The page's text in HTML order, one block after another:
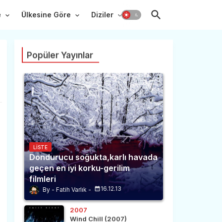
Ülkesine Göre Diziler
Popüler Yayınlar
LISTE
Dondurucu soğukta,karlı havada
geçen en iyi korku-gerilim
filmleri
Fatih Varlık 16.12.13
2007
Wind Chill (2007)